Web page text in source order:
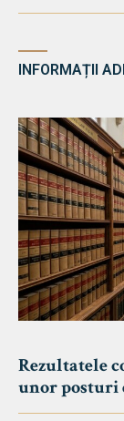
INFORMAȚII
Rezultatele
unor posturi